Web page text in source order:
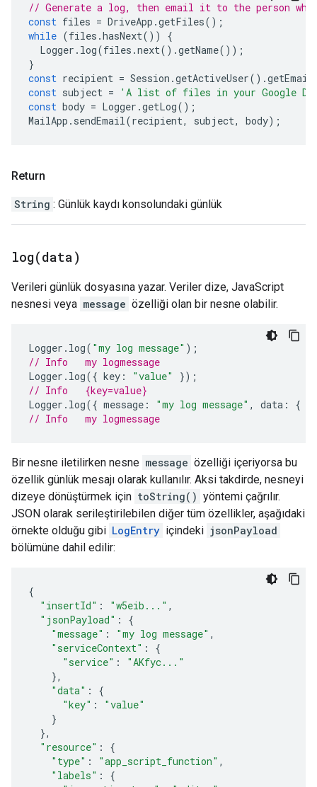
// Generate a log, then email it to the person
const files = DriveApp .getFiles();
while (files .hasNext())
{
Logger . log(files .next().getName());
}
const recipient = Session .getActiveUser().getEmail
const subject =
'A list of files in your Google
const body = Logger .getLog();
MailApp . sendEmail(recipient, subject, body);
Return
String : Günlük kaydı konsolundaki günlük
log(data)
Verileri günlük dosyasına yazar. Veriler dize, JavaScript
nesnesi veya message özelliği olan bir nesne olabilir.
Logger . log( "my log message" );
// Info   my logmessage
Logger . log({ key : "value"
});
// Info   {key=value}
Logger . log({ message : "my log message" , data : {
// Info   my logmessage
Bir nesne iletilirken nesne message özelliği içeriyorsa bu
özellik günlük mesajı olarak kullanılır. Aksi takdirde, nesneyi
dizeye dönüştürmek için toString() yöntemi çağrılır.
JSON olarak serileştirilebilen diğer tüm özellikler, aşağıdaki
örnekte olduğu gibi LogEntry içindeki jsonPayload
bölümüne dahil edilir:
{
"insertId" : "w5eib..." ,
"jsonPayload" :
{
"message" : "my log message" ,
"serviceContext" :
{
"service" :
"AKfyc..."
},
"data" :
{
"key" :
"value"
}
},
"resource" :
{
"type" : "app_script_function" ,
"labels" :
{